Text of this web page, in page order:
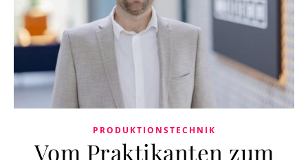
PRODUKTIONSTECHNIK
Vom Praktikanten zum